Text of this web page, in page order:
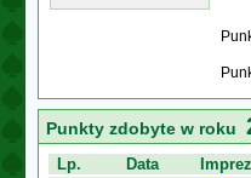
Punkty zdobyte w roku
Lp. Data